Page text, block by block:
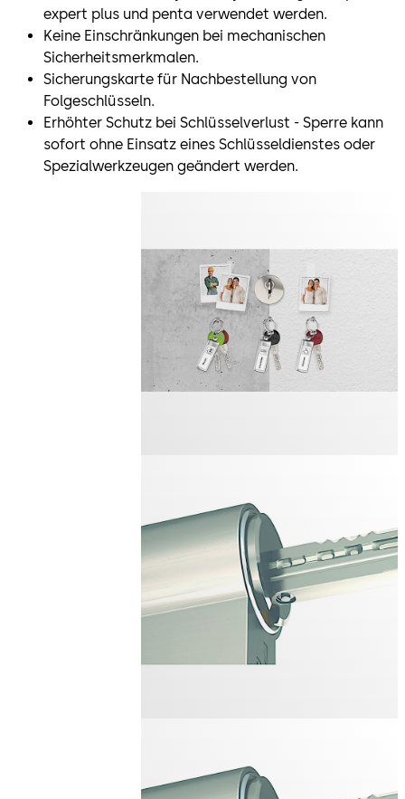
expert plus und penta verwendet werden.
Keine Einschränkungen bei mechanischen
Sicherheitsmerkmalen.
Sicherungskarte für Nachbestellung von
Folgeschlüsseln.
Erhöhter Schutz bei Schlüsselverlust - Sperre kann
sofort ohne Einsatz eines Schlüsseldienstes oder
Spezialwerkzeugen geändert werden.